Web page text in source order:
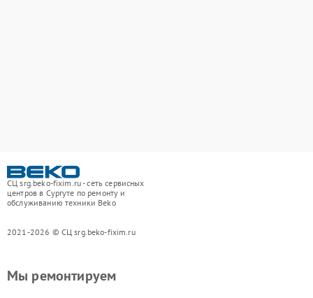
СЦ srg.beko-fixim.ru - сеть сервисных
центров в Сургуте по ремонту и
обслуживанию техники Beko
2021-2026 © СЦ srg.beko-fixim.ru
Мы ремонтируем